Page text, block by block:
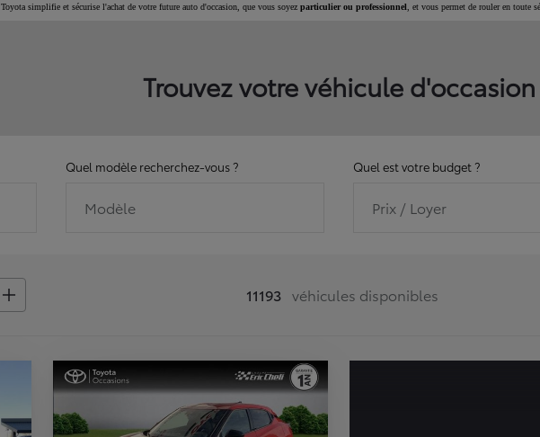
Toyota simplifie et sécurise l'achat de votre future auto d'occasion, que vous soyez particulier ou professionnel , et vous permet de rouler en toute
Trouvez votre véhicule d'occasion
Quel modèle recherchez-vous ?
Modèle
Quel est votre budget ?
Prix / Loyer
11193 véhicules disponibles